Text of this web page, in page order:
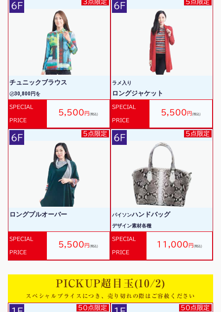
6F 3点限定
チュニックブラウス
㋱30,800円を
SPECIAL
PRICE
5,500 円 (税込)
6F 5点限定
ラメ入り
ロングジャケット
SPECIAL
PRICE
5,500 円 (税込)
6F 5点限定
ロングプルオーバー
SPECIAL
PRICE
5,500 円 (税込)
6F 5点限定
パイソンハンドバッグ
デザイン素材各種
SPECIAL
PRICE
11,000 円 (税込)
PICKUP超目玉(10/2)
スペシャルプライスにつき、売り切れの際はご容赦ください
50点限定 50点限定